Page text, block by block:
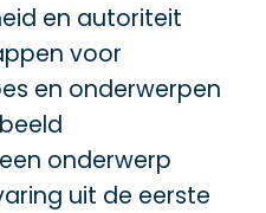
en autoriteit
voor
en onderwerpen
onderwerp
uit de eerste